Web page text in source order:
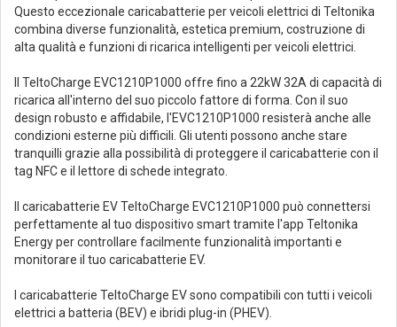
Questo eccezionale caricabatterie per veicoli elettrici di Teltonika
combina diverse funzionalità, estetica premium, costruzione di
alta qualità e funzioni di ricarica intelligenti per veicoli elettrici.
Il TeltoCharge EVC1210P1000 offre fino a 22kW 32A di capacità di
ricarica all'interno del suo piccolo fattore di forma. Con il suo
design robusto e affidabile, l'EVC1210P1000 resisterà anche alle
condizioni esterne più difficili. Gli utenti possono anche stare
tranquilli grazie alla possibilità di proteggere il caricabatterie con il
tag NFC e il lettore di schede integrato.
Il caricabatterie EV TeltoCharge EVC1210P1000 può connettersi
perfettamente al tuo dispositivo smart tramite l'app Teltonika
Energy per controllare facilmente funzionalità importanti e
monitorare il tuo caricabatterie EV.
I caricabatterie TeltoCharge EV sono compatibili con tutti i veicoli
elettrici a batteria (BEV) e ibridi plug-in (PHEV).